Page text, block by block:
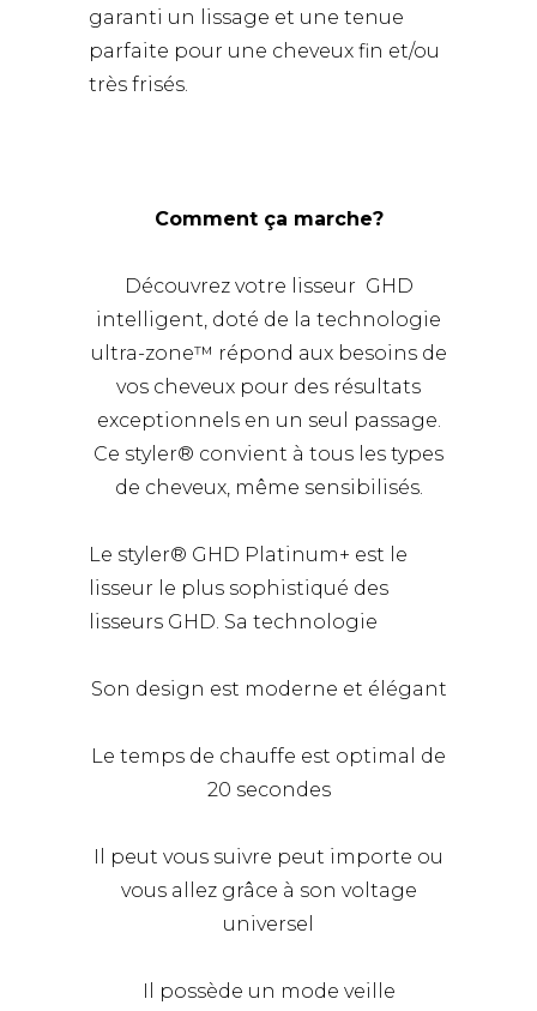
garanti un lissage et une tenue
parfaite pour une cheveux fin et/ou
très frisés.
Comment ça marche?
Découvrez votre lisseur GHD
intelligent, doté de la technologie
ultra-zone™ répond aux besoins de
vos cheveux pour des résultats
exceptionnels en un seul passage.
Ce styler® convient à tous les types
de cheveux, même sensibilisés.
Le styler® GHD Platinum+ est le
lisseur le plus sophistiqué des
lisseurs GHD. Sa technologie
Son design est moderne et élégant
Le temps de chauffe est optimal de
20 secondes
Il peut vous suivre peut importe ou
vous allez grâce à son voltage
universel
Il possède un mode veille